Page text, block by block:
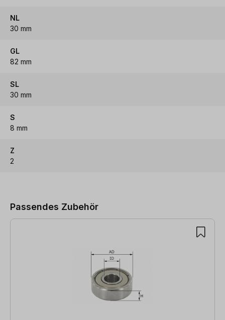
NL
30 mm
GL
82 mm
SL
30 mm
S
8 mm
Z
2
Passendes Zubehör